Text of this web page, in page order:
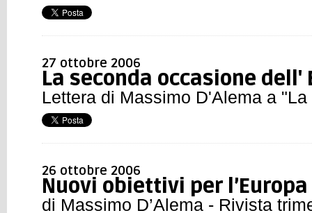
27 ottobre 2006
La seconda occasione dell'
Lettera di Massimo D'Alema a
26 ottobre 2006
Nuovi obiettivi per l’Europa
di Massimo D’Alema - Rivista